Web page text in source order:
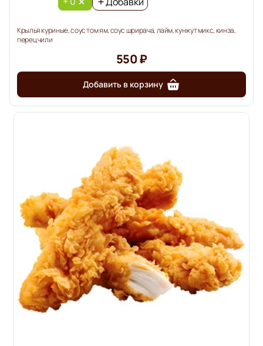
Крылья куриные, соус том ям, соус шрирача, лайм, кунжут микс, кинза,
перец чили
550 ₽
Добавить в корзину